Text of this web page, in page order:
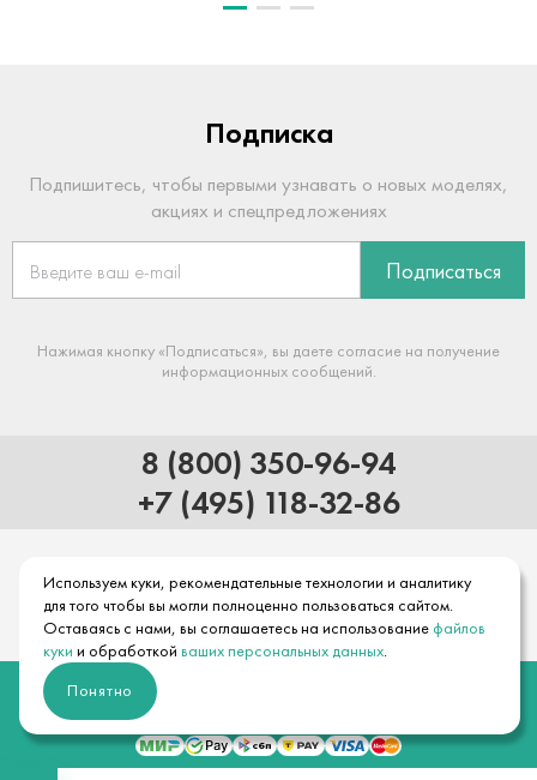
Используем куки, рекомендательные технологии и аналитику
для того чтобы вы могли полноценно пользоваться сайтом.
Оставаясь с нами, вы соглашаетесь на использование файлов
куки и обработкой ваших персональных данных.
Понятно
Подписка
Подпишитесь, чтобы первыми узнавать о новых моделях,
акциях и спецпредложениях
Подписаться
Нажимая кнопку «Подписаться», вы даете согласие на получение
информационных сообщений.
8 (800) 350-96-94
+7 (495) 118-32-86
© 2026 Официальный интернет-магазин hansgrohe
Положение об обработке и защите персональных данных